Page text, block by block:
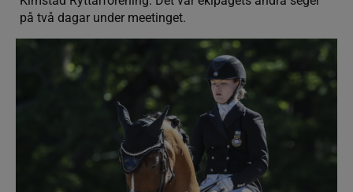
på två dagar under meetinget.